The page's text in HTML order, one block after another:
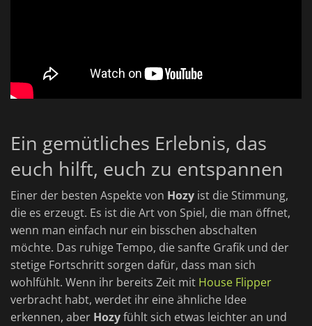
Ein gemütliches Erlebnis, das
euch hilft, euch zu entspannen
Einer der besten Aspekte von Hozy ist die Stimmung,
die es erzeugt. Es ist die Art von Spiel, die man öffnet,
wenn man einfach nur ein bisschen abschalten
möchte. Das ruhige Tempo, die sanfte Grafik und der
stetige Fortschritt sorgen dafür, dass man sich
wohlfühlt. Wenn ihr bereits Zeit mit House Flipper
verbracht habt, werdet ihr eine ähnliche Idee
erkennen, aber Hozyfühlt sich etwas leichter an und